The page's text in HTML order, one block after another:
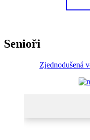
Senioři
Zjednodušená